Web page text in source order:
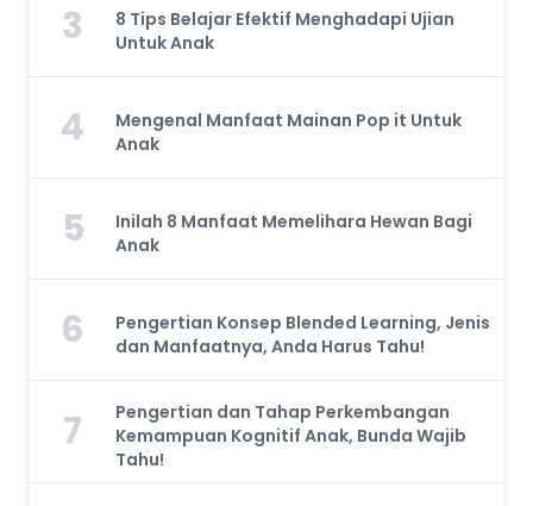
3
8 Tips Belajar Efektif Menghadapi Ujian
Untuk Anak
4
Mengenal Manfaat Mainan Pop it Untuk
Anak
5
Inilah 8 Manfaat Memelihara Hewan Bagi
Anak
6
Pengertian Konsep Blended Learning, Jenis
dan Manfaatnya, Anda Harus Tahu!
7
Pengertian dan Tahap Perkembangan
Kemampuan Kognitif Anak, Bunda Wajib
Tahu!